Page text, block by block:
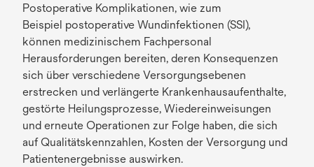
Postoperative Komplikationen, wie zum
Beispiel postoperative Wundinfektionen (SSI),
können medizinischem Fachpersonal
Herausforderungen bereiten, deren Konsequenzen
sich über verschiedene Versorgungsebenen
erstrecken und verlängerte Krankenhausaufenthalte,
gestörte Heilungsprozesse, Wiedereinweisungen
und erneute Operationen zur Folge haben, die sich
auf Qualitätskennzahlen, Kosten der Versorgung und
Patientenergebnisse auswirken.